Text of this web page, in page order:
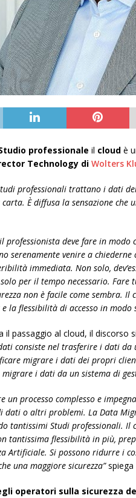
professionale il cloud è
Technology di Wolters
professionali trattano i dati
carta. È diffusa la sensazione
deve fare in modo
serenamente venire a chiederne
immediata. Non solo,
per il tempo necessario.
non è facile come sembra.
la flessibilità di accesso in modo
il passaggio al cloud, il discorso
consiste nel trasferire i dati
migrare i dati dei propri
i dati da un sistema di
un processo complesso e
dati o altri problemi. La Data
tantissimi Studi professionali.
tantissima flessibilità in più,
Artificiale. Si possono ridurre i
una maggiore sicurezza”spiega
operatori sulla sicurezza